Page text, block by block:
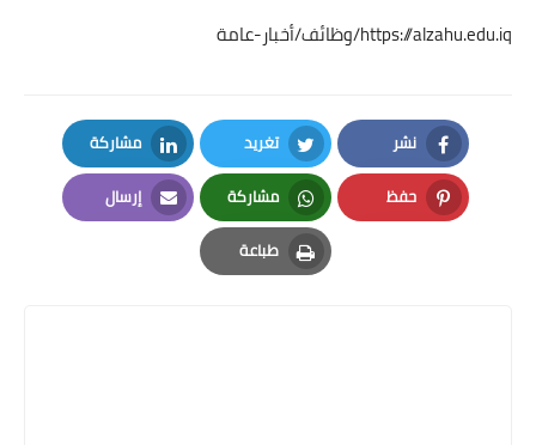
https://alzahu.edu.iq/وظائف/أخبار-عامة
نشر
Facebook
تغريد
Twitter
مشاركة
LinkedIn
حفظ
Pinterest
مشاركة
Whatsapp
إرسال
Email
طباعة
Print